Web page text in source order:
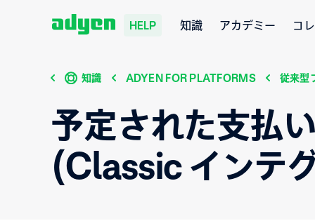
HELP 知識 アカデミー コ
知識 ADYEN FOR PLATFORMS 従来型
予定された支払
(Classic インテ